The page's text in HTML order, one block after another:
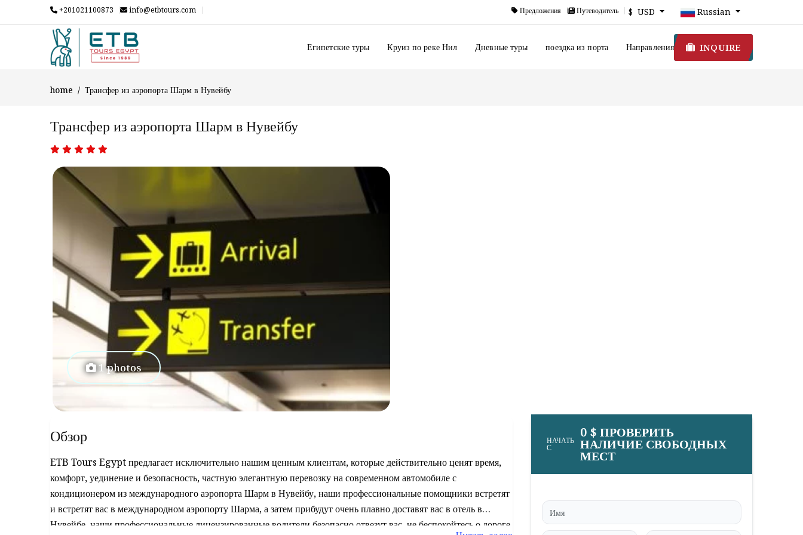
+201021100873 info@etbtours.com Предложения Путеводитель $ USD Russian
Египетские туры Круиз по реке Нил Дневные туры поездка из порта Направления INQUIRE
home Трансфер из аэропорта Шарм в Нувейбу
Трансфер из аэропорта Шарм в Нувейбу
1 photos
Обзор
ETB Tours Egypt предлагает исключительно нашим ценным клиентам, которые действительно ценят время,
комфорт, уединение и безопасность, частную элегантную перевозку на современном автомобиле с
кондиционером из международного аэропорта Шарм в Нувейбу, наши профессиональные помощники встретят
и встретят вас в международном аэропорту Шарма, а затем прибудут очень плавно доставят вас в отель в
Нувейбе, наши профессиональные лицензированные водители безопасно отвезут вас, не беспокойтесь о дороге,
НАЧАТЬ
С
0 $ ПРОВЕРИТЬ
НАЛИЧИЕ СВОБОДНЫХ
МЕСТ